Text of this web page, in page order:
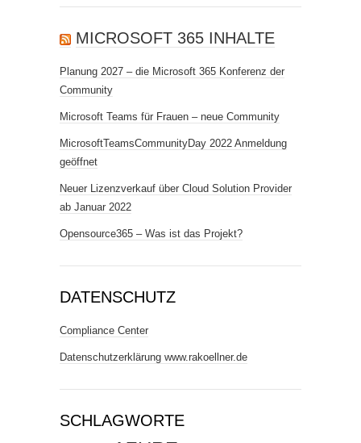
MICROSOFT 365 INHALTE
Planung 2027 – die Microsoft 365 Konferenz der
Community
Microsoft Teams für Frauen – neue Community
MicrosoftTeamsCommunityDay 2022 Anmeldung
geöffnet
Neuer Lizenzverkauf über Cloud Solution Provider
ab Januar 2022
Opensource365 – Was ist das Projekt?
DATENSCHUTZ
Compliance Center
Datenschutzerklärung www.rakoellner.de
SCHLAGWORTE